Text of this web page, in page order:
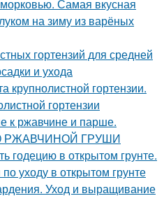
Самая вкусная
на зиму из варёных
гортензий для средней
и ухода
крупнолистной гортензии.
гортензии
к ржавчине и парше.
РЖАВЧИНОЙ ГРУШИ
годецию в открытом грунте.
уходу в открытом грунте
Уход и выращивание